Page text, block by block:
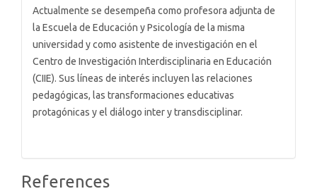
Actualmente se desempeña como profesora adjunta de
la Escuela de Educación y Psicología de la misma
universidad y como asistente de investigación en el
Centro de Investigación Interdisciplinaria en Educación
(CIIE). Sus líneas de interés incluyen las relaciones
pedagógicas, las transformaciones educativas
protagónicas y el diálogo inter y transdisciplinar.
References